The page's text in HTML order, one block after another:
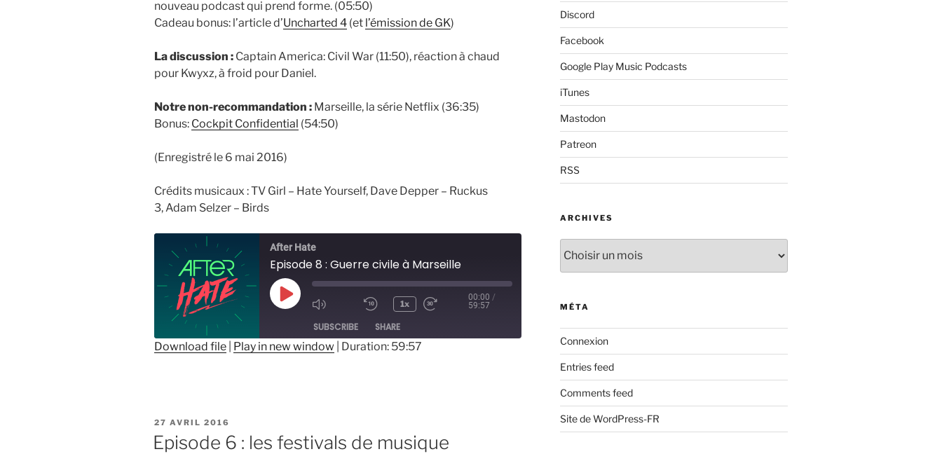
nouveau podcast qui prend forme. (05:50)
Cadeau bonus: l’article d’Uncharted 4 (et l’émission de GK)
La discussion : Captain America: Civil War (11:50), réaction à chaud
pour Kwyxz, à froid pour Daniel.
Notre non-recommandation : Marseille, la série Netflix (36:35)
Bonus: Cockpit Confidential (54:50)
(Enregistré le 6 mai 2016)
Crédits musicaux :TV Girl – Hate Yourself, Dave Depper – Ruckus
3,Adam Selzer – Birds
After Hate
Episode 8 : Guerre civile à Marseille
Play
1x
00:00 /
59:57
SUBSCRIBE SHARE
EMBED
Download file Play in new window Duration: 59:57
PUBLIÉ
LE
27 AVRIL 2016
Episode 6 : les festivals de musique
Discord
Facebook
Google Play Music Podcasts
iTunes
Mastodon
Patreon
RSS
ARCHIVES
MÉTA
Connexion
Entries feed
Comments feed
Site de WordPress-FR